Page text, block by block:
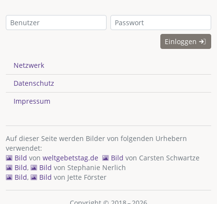
Einloggen
Netzwerk
Datenschutz
Impressum
Auf dieser Seite werden Bilder von folgenden Urhebern
verwendet:
Bild von weltgebetstag.de Bild von Carsten Schwartze
Bild, Bild von Stephanie Nerlich
Bild, Bild von Jette Förster